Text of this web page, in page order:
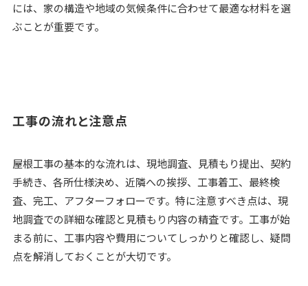
には、家の構造や地域の気候条件に合わせて最適な材料を選
ぶことが重要です。
工事の流れと注意点
屋根工事の基本的な流れは、現地調査、見積もり提出、契約
手続き、各所仕様決め、近隣への挨拶、工事着工、最終検
査、完工、アフターフォローです。特に注意すべき点は、現
地調査での詳細な確認と見積もり内容の精査です。工事が始
まる前に、工事内容や費用についてしっかりと確認し、疑問
点を解消しておくことが大切です。